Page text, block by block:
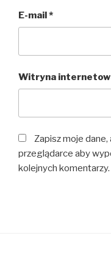
E-mail*
Witryna
Zapisz moje
przeglądarce aby
kolejnych komentarzy.